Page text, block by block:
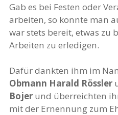
Gab es bei Festen oder
arbeiten, so konnte man
war stets bereit, etwas zu
Arbeiten zu erledigen.
Dafür dankten ihm im
Obmann Harald Rössler
Bojerund überreichten
mit der Ernennung zum